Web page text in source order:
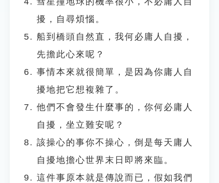
擾，自尋煩惱。
船到橋頭自然直，我何必庸人自擾，
先擔此心來呢？
事情本來就很簡單，是因為你庸人自
擾地把它想複雜了。
他們不會發生什麼事的，你何必庸人
自擾，坐立難安呢？
該操心的事你不操心，倒是每天庸人
自擾地擔心世界末日即將來臨。
這件事原本就是傳說而已，假如我們